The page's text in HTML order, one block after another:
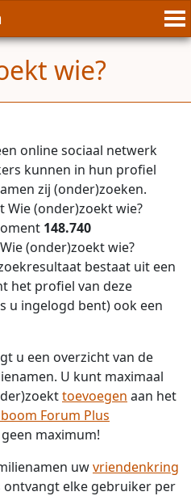
wie?
online sociaal netwerk
kunnen in hun profiel
zij (onder)zoeken.
Wie (onder)zoekt wie?
148.740
(onder)zoekt wie?
bestaat uit een
het profiel van deze
u ingelogd bent) ook een
u een overzicht van de
U kunt maximaal
toevoegen aan het
Forum Plus
maximum!
uwvriendenkring
elke gebruiker per